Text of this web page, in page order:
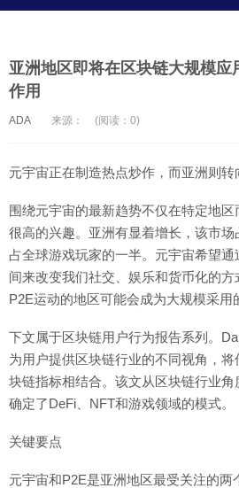
亚洲地区即将在区块链大规模应
作用
ADA 来源： (阅读：0)
元宇宙正在制造热点炒作，而亚洲则转
围绕元宇宙的最新趋势不仅在特定地
很高的兴趣。亚洲有显着增长，该市
占全球游戏玩家的一半。元宇宙希望
间来改变我们社交、娱乐和货币化的
P2E运动的地区可能会成为大规模采用
下文属于区块链用户行为报告系列。
为用户提供区块链行业的不同视角，
块链指标相结合。该文从区块链行业角
确定了DeFi、NFT和游戏领域的模式。
关键要点
元宇宙和P2E是亚洲地区最受关注的两